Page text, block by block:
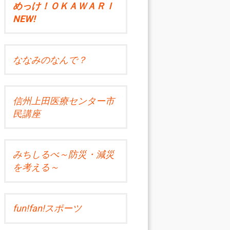
めっけ！ＯＫＡＷＡＲＩ
NEW!
ななみのなんで？
信州上田医療センター市
民講座
みちしるべ～防災・減災
を考える～
fun!fan!スポーツ